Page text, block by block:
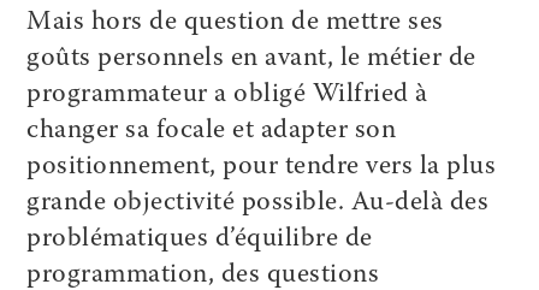
Mais hors de question de mettre ses
goûts personnels en avant, le métier de
programmateur a obligé Wilfried à
changer sa focale et adapter son
positionnement, pour tendre vers la plus
grande objectivité possible. Au-delà des
problématiques d’équilibre de
programmation, des questions